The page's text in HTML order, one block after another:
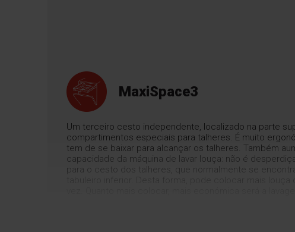
MaxiSpace3
Um terceiro cesto independente, localizado na parte
compartimentos especiais para talheres. É muito
tem de se baixar para alcançar os talheres. Também
capacidade da máquina de lavar louça: não é
para o cesto dos talheres, que normalmente se encontra